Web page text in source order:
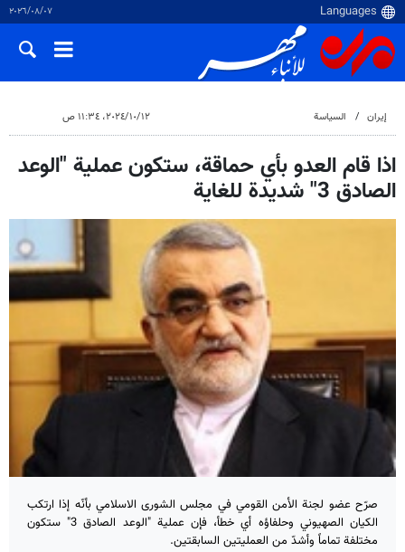
٠٧‏/٠٨‏/٢٠٢٦
إيران السياسة ١٢‏/١٠‏/٢٠٢٤، ١١:٣٤ ص
اذا قام العدو بأي حماقة، ستكون عملية "الوعد
الصادق 3" شديدة للغاية
صرّح عضو لجنة الأمن القومي في مجلس الشورى الاسلامي بأنّه إذا ارتكب
الكيان الصهيوني وحلفاؤه أي خطأ، فإن عملية "الوعد الصادق 3" ستكون
مختلفة تماماً وأشدّ من العمليتين السابقتين.